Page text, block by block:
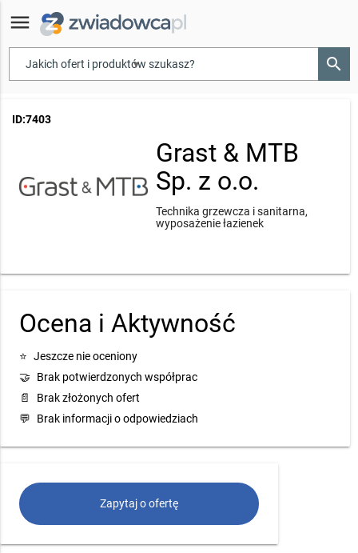
menu
▾ search
ID:7403
Grast & MTB
Sp. z o.o.
Technika grzewcza i sanitarna,
wyposażenie łazienek
Ocena i Aktywność
⭐ Jeszcze nie oceniony
🤝 Brak potwierdzonych współprac
📄
Brak złożonych ofert
💬
Brak informacji o odpowiedziach
Zapytaj o ofertę